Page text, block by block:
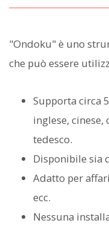
"Ondoku" è uno
che può essere
Supporta circa
inglese, cinese,
tedesco.
Disponibile sia
Adatto per
ecc.
Nessuna